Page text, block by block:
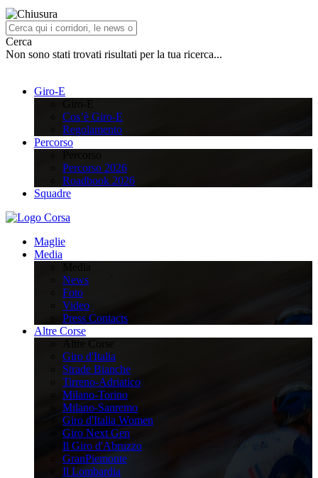
Cerca
Non sono stati trovati risultati per la tua ricerca...
Giro-E
Cos’è Giro-E
Regolamento
Percorso
Percorso 2026
Roadbook 2026
Squadre
Maglie
Media
News
Foto
Video
Press Contacts
Altre Corse
Giro d'Italia
Strade Bianche
Tirreno-Adriatico
Milano-Torino
Milano-Sanremo
Giro d'Italia Women
Giro Next Gen
Il Giro d'Abruzzo
GranPiemonte
Il Lombardia